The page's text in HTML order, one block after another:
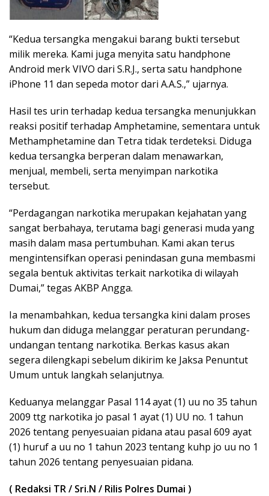
“Kedua tersangka mengakui barang bukti tersebut
milik mereka. Kami juga menyita satu handphone
Android merk VIVO dari S.R.J., serta satu handphone
iPhone 11 dan sepeda motor dari A.A.S.,” ujarnya.
Hasil tes urin terhadap kedua tersangka menunjukkan
reaksi positif terhadap Amphetamine, sementara untuk
Methamphetamine dan Tetra tidak terdeteksi. Diduga
kedua tersangka berperan dalam menawarkan,
menjual, membeli, serta menyimpan narkotika
tersebut.
“Perdagangan narkotika merupakan kejahatan yang
sangat berbahaya, terutama bagi generasi muda yang
masih dalam masa pertumbuhan. Kami akan terus
mengintensifkan operasi penindasan guna membasmi
segala bentuk aktivitas terkait narkotika di wilayah
Dumai,” tegas AKBP Angga.
Ia menambahkan, kedua tersangka kini dalam proses
hukum dan diduga melanggar peraturan perundang-
undangan tentang narkotika. Berkas kasus akan
segera dilengkapi sebelum dikirim ke Jaksa Penuntut
Umum untuk langkah selanjutnya.
Keduanya melanggar Pasal 114 ayat (1) uu no 35 tahun
2009 ttg narkotika jo pasal 1 ayat (1) UU no. 1 tahun
2026 tentang penyesuaian pidana atau pasal 609 ayat
(1) huruf a uu no 1 tahun 2023 tentang kuhp jo uu no 1
tahun 2026 tentang penyesuaian pidana.
( Redaksi TR / Sri.N / Rilis Polres Dumai )